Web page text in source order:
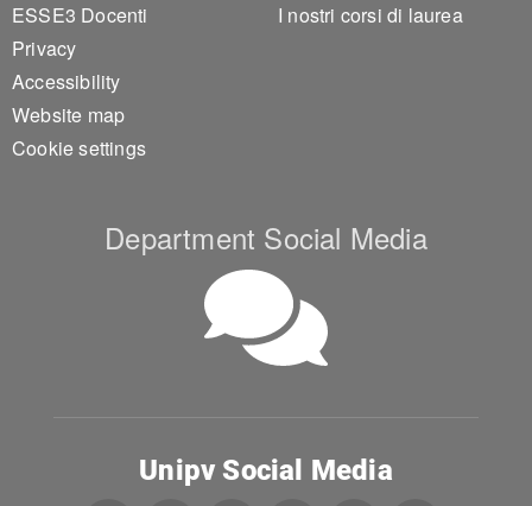
ESSE3 Docenti
Privacy
Accessibility
Website map
Cookie settings
I nostri corsi di laurea
Department Social Media
Unipv Social Media